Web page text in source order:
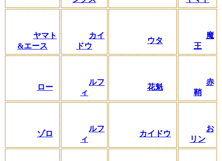
ヤマト
&エース
カイ
ドウ
ウタ
魔
王
ロー
ルフ
ィ
花魁
赤
鞘
ゾロ
ルフ
ィ
カイドウ
お
リン